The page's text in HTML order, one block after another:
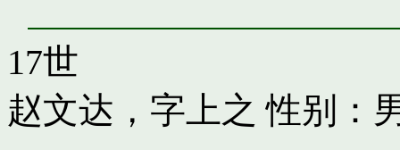
17世
赵文达，字上之 性别：